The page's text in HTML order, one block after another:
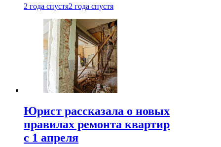
2 года спустя2 года спустя
Юрист рассказала о новых
правилах ремонта квартир
с 1 апреля